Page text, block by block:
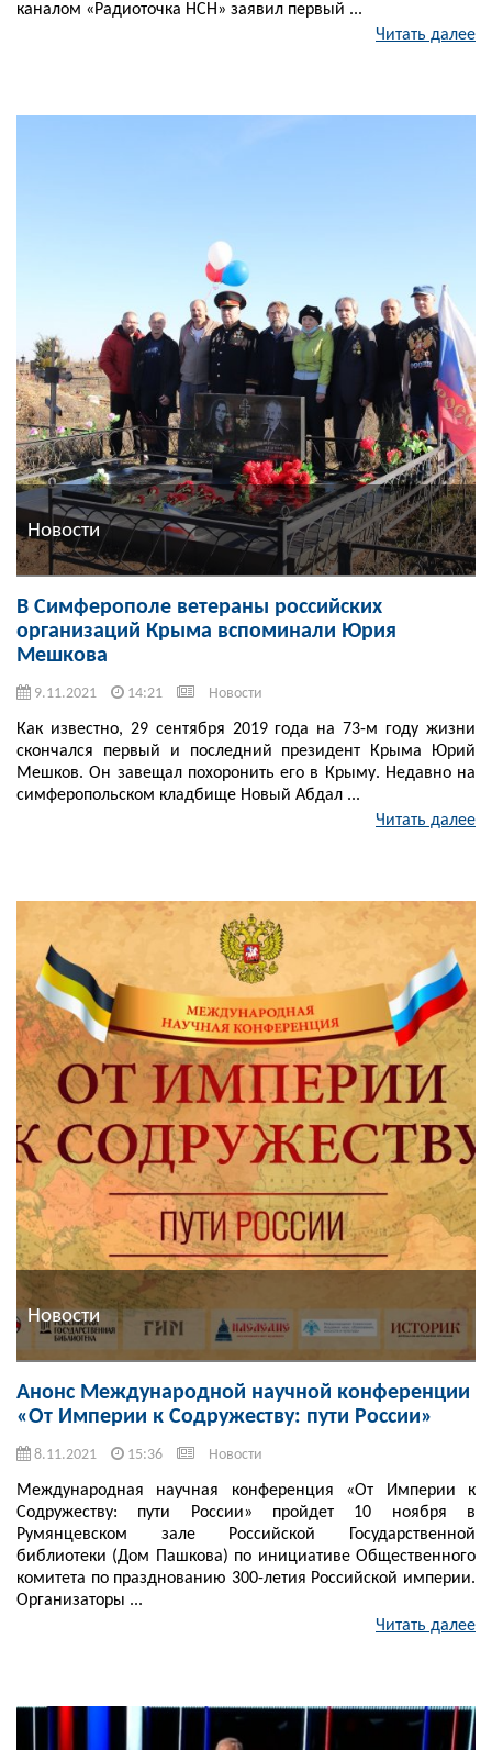
каналом «Радиоточка НСН» заявил первый ...
Читать далее
Новости
В Симферополе ветераны российских
организаций Крыма вспоминали Юрия
Мешкова
9.11.2021 14:21 Новости
Как известно, 29 сентября 2019 года на 73-м году жизни
скончался первый и последний президент Крыма Юрий
Мешков. Он завещал похоронить его в Крыму. Недавно на
симферопольском кладбище Новый Абдал ...
Читать далее
Новости
Анонс Международной научной конференции
«От Империи к Содружеству: пути России»
8.11.2021 15:36 Новости
Международная научная конференция «От Империи к
Содружеству: пути России» пройдет 10 ноября в
Румянцевском зале Российской Государственной
библиотеки (Дом Пашкова) по инициативе Общественного
комитета по празднованию 300-летия Российской империи.
Организаторы ...
Читать далее